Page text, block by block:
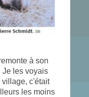
à son
Je les voyais
village, c'était
les moins